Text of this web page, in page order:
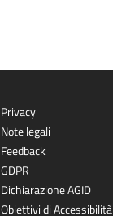
Privacy
Note legali
Feedback
GDPR
Dichiarazione AGID
Obiettivi di Accessibilità